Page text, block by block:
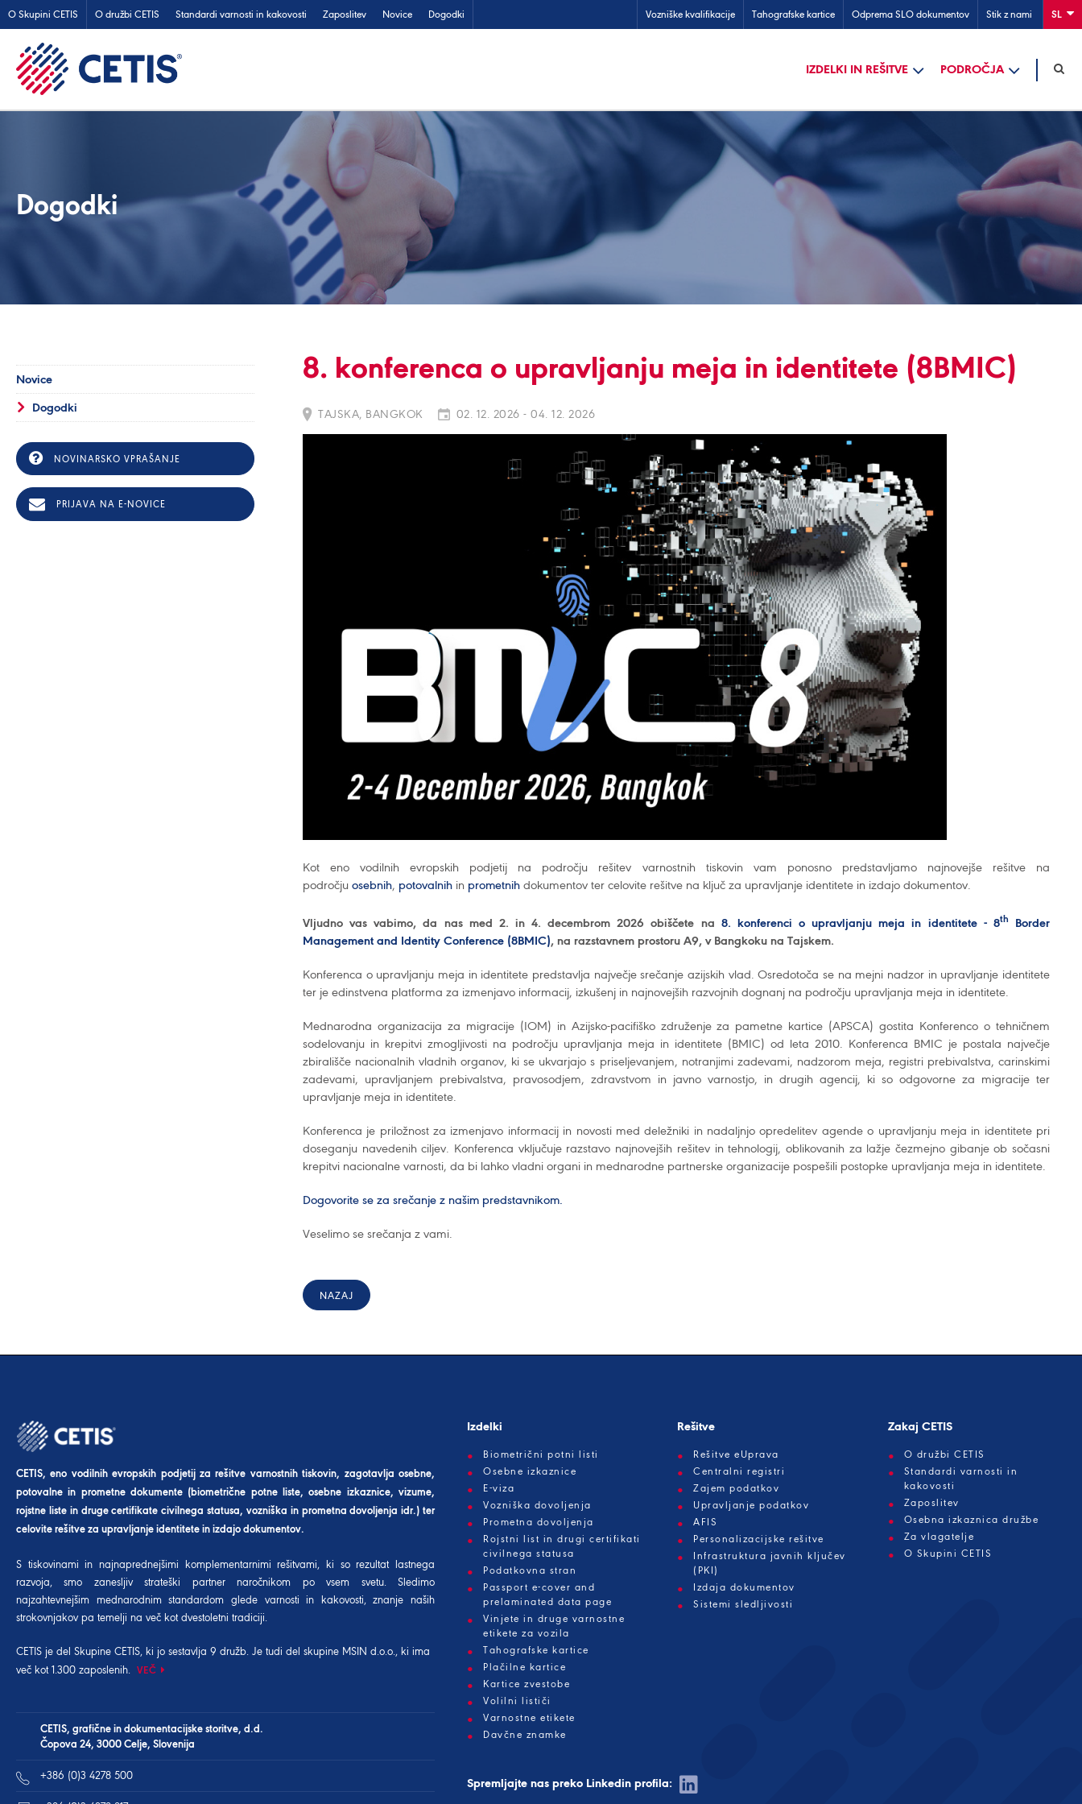
O Skupini CETIS O družbi CETIS Standardi varnosti in kakovosti Zaposlitev Novice Dogodki Vozniške kvalifikacije Tahografske kartice Odprema SLO dokumentov Stik z nami SL
IZDELKI IN REŠITVE PODROČJA
Dogodki
Novice
Dogodki
NOVINARSKO VPRAŠANJE
PRIJAVA NA E-NOVICE
8. konferenca o upravljanju meja in identitete (8BMIC)
TAJSKA, BANGKOK 02. 12. 2026 - 04. 12. 2026
Kot eno vodilnih evropskih podjetij na področju rešitev varnostnih tiskovin vam ponosno predstavljamo najnovejše rešitve na
področju osebnih, potovalnih in prometnih dokumentov ter celovite rešitve na ključ za upravljanje identitete in izdajo dokumentov.
Vljudno vas vabimo, da nas med 2. in 4. decembrom 2026 obiščete na 8. konferenci o upravljanju meja in identitete - 8th
Border
Management and Identity Conference (8BMIC), na razstavnem prostoru A9, v Bangkoku na Tajskem.
Konferenca o upravljanju meja in identitete predstavlja največje srečanje azijskih vlad. Osredotoča se na mejni nadzor in upravljanje identitete
ter je edinstvena platforma za izmenjavo informacij, izkušenj in najnovejših razvojnih dognanj na področju upravljanja meja in identitete.
Mednarodna organizacija za migracije (IOM) in Azijsko-pacifiško združenje za pametne kartice (APSCA) gostita Konferenco o tehničnem
sodelovanju in krepitvi zmogljivosti na področju upravljanja meja in identitete (BMIC) od leta 2010. Konferenca BMIC je postala največje
zbirališče nacionalnih vladnih organov, ki se ukvarjajo s priseljevanjem, notranjimi zadevami, nadzorom meja, registri prebivalstva, carinskimi
zadevami, upravljanjem prebivalstva, pravosodjem, zdravstvom in javno varnostjo, in drugih agencij, ki so odgovorne za migracije ter
upravljanje meja in identitete.
Konferenca je priložnost za izmenjavo informacij in novosti med deležniki in nadaljnjo opredelitev agende o upravljanju meja in identitete pri
doseganju navedenih ciljev. Konferenca vključuje razstavo najnovejših rešitev in tehnologij, oblikovanih za lažje čezmejno gibanje ob sočasni
krepitvi nacionalne varnosti, da bi lahko vladni organi in mednarodne partnerske organizacije pospešili postopke upravljanja meja in identitete.
Dogovorite se za srečanje z našim predstavnikom.
Veselimo se srečanja z vami.
NAZAJ
CETIS, eno vodilnih evropskih podjetij za rešitve varnostnih tiskovin, zagotavlja osebne,
potovalne in prometne dokumente (biometrične potne liste, osebne izkaznice, vizume,
rojstne liste in druge certifikate civilnega statusa, vozniška in prometna dovoljenja idr.) ter
celovite rešitve za upravljanje identitete in izdajo dokumentov.
S tiskovinami in najnaprednejšimi komplementarnimi rešitvami, ki so rezultat lastnega
razvoja, smo zanesljiv strateški partner naročnikom po vsem svetu. Sledimo
najzahtevnejšim mednarodnim standardom glede varnosti in kakovosti, znanje naših
strokovnjakov pa temelji na več kot dvestoletni tradiciji.
CETIS je del Skupine CETIS, ki jo sestavlja 9 družb. Je tudi del skupine MSIN d.o.o., ki ima
več kot 1.300 zaposlenih. VEČ
CETIS, grafične in dokumentacijske storitve, d.d.
Čopova 24, 3000 Celje, Slovenija
+386 (0)3 4278 500
Izdelki
Biometrični potni listi
Osebne izkaznice
E-viza
Vozniška dovoljenja
Prometna dovoljenja
Rojstni list in drugi certifikati
civilnega statusa
Podatkovna stran
Passport e-cover and
prelaminated data page
Vinjete in druge varnostne
etikete za vozila
Tahografske kartice
Plačilne kartice
Kartice zvestobe
Volilni lističi
Varnostne etikete
Davčne znamke
Rešitve
Rešitve eUprava
Centralni registri
Zajem podatkov
Upravljanje podatkov
AFIS
Personalizacijske rešitve
Infrastruktura javnih ključev
(PKI)
Izdaja dokumentov
Sistemi sledljivosti
Zakaj CETIS
O družbi CETIS
Standardi varnosti in
kakovosti
Zaposlitev
Osebna izkaznica družbe
Za vlagatelje
O Skupini CETIS
Spremljajte nas preko Linkedin profila: